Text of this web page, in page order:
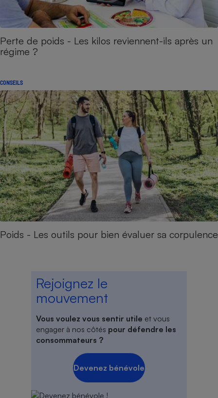
Perte de poids - Les kilos reviennent-ils après un
régime ?
CONSEILS
Poids - Les outils pour bien évaluer sa corpulence
Rejoignez le
mouvement
Vous voulez vous sentir utile et vous
engager à nos côtés pour défendre les
consommateurs ?
Devenez bénévole